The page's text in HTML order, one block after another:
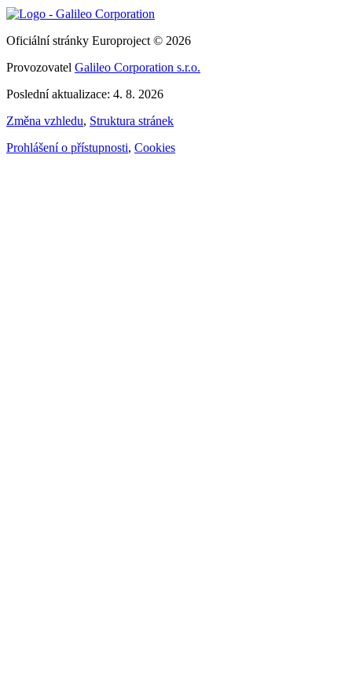
Oficiální stránky Europroject © 2026
Provozovatel Galileo Corporation s.r.o.
Poslední aktualizace: 4. 8. 2026
Změna vzhledu, Struktura stránek
Prohlášení o přístupnosti, Cookies